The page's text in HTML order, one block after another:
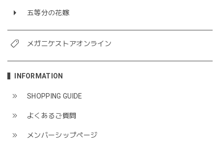
五等分の花嫁
メガニケストアオンライン
INFORMATION
SHOPPING GUIDE
よくあるご質問
メンバーシップページ